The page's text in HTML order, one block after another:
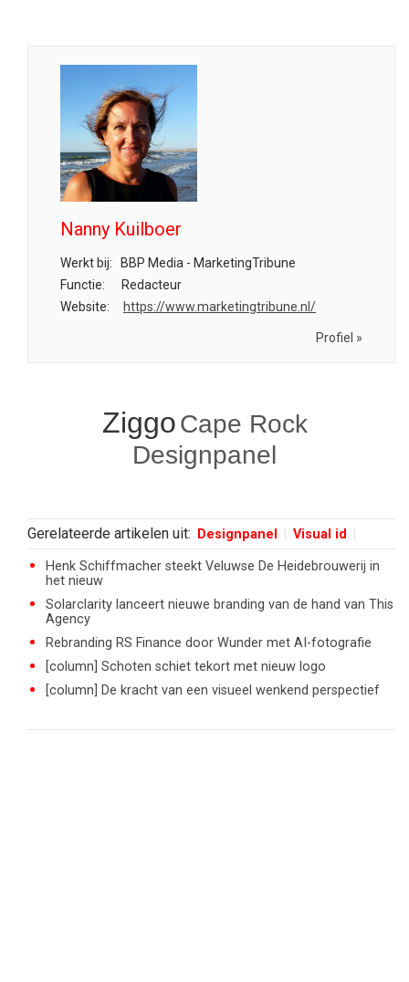
Nanny Kuilboer
Werkt bij:
BBP Media - MarketingTribune
Functie:
Redacteur
Website:
https://www.marketingtribune.nl/
Profiel »
ZiggoCape Rock
Designpanel
Gerelateerde artikelen uit: Designpanel Visual id
Henk Schiffmacher steekt Veluwse De Heidebrouwerij in
het nieuw
Solarclarity lanceert nieuwe branding van de hand van This
Agency
Rebranding RS Finance door Wunder met AI-fotografie
[column] Schoten schiet tekort met nieuw logo
[column] De kracht van een visueel wenkend perspectief